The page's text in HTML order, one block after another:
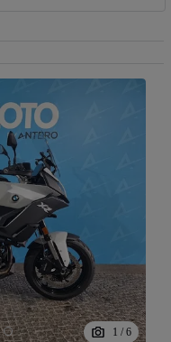
1 / 6